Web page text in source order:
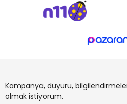
Kampanya, duyuru,
olmak istiyorum.